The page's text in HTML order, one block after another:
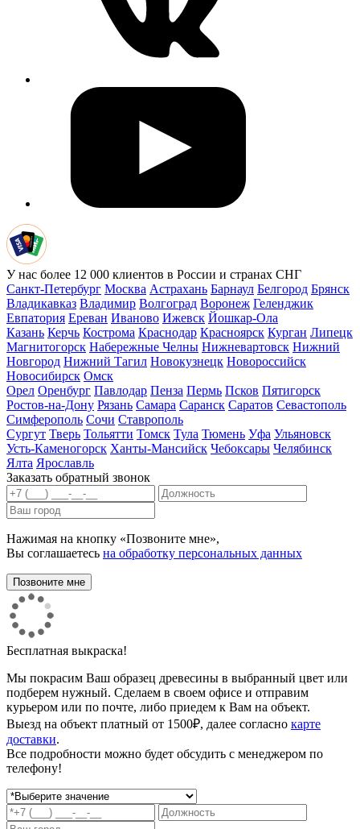
У нас более 12 000 клиентов в России и странах СНГ
Санкт-Петербург Москва Астрахань Барнаул Белгород Брянск
Владикавказ Владимир Волгоград Воронеж Геленджик
Евпатория Ереван Иваново Ижевск Йошкар-Ола
Казань Керчь Кострома Краснодар Красноярск Курган Липецк
Магнитогорск Набережные Челны Нижневартовск Нижний
Новгород Нижний Тагил Новокузнецк Новороссийск
Новосибирск Омск
Орел Оренбург Павлодар Пенза Пермь Псков Пятигорск
Ростов-на-Дону Рязань Самара Саранск Саратов Севастополь
Симферополь Сочи Ставрополь
Сургут Тверь Тольятти Томск Тула Тюмень Уфа Ульяновск
Усть-Каменогорск Ханты-Мансийск Чебоксары Челябинск
Ялта Ярославль
Заказать обратный звонок
Нажимая на кнопку «Позвоните мне»,
Вы соглашаетесь на обработку персональных данных
Бесплатная выкраска!
Мы покрасим Ваш образец древесины в выбранный цвет или
подберем нужный. Сделаем в своем офисе и отправим
курьером или по почте, либо приедем к Вам на объект.
Выезд на объект платный от 1500₽, далее согласно карте
доставки.
Все подробности можно будет обсудить с менеджером по
телефону!